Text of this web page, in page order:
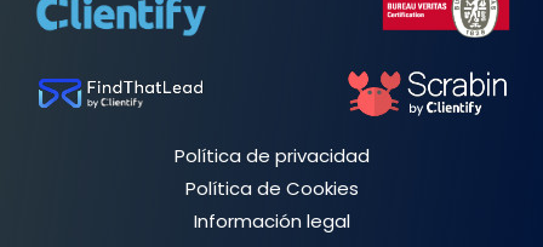
Política de privacidad
Política de Cookies
Información legal